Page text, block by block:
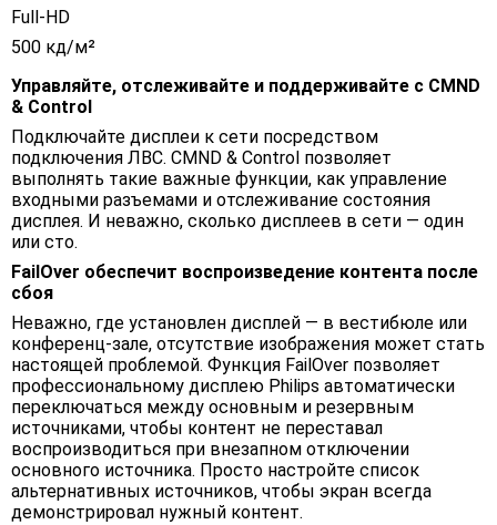
Full-HD
500 кд/м²
Управляйте, отслеживайте и поддерживайте с CMND
& Control
Подключайте дисплеи к сети посредством
подключения ЛВС. CMND & Control позволяет
выполнять такие важные функции, как управление
входными разъемами и отслеживание состояния
дисплея. И неважно, сколько дисплеев в сети — один
или сто.
FailOver обеспечит воспроизведение контента после
сбоя
Неважно, где установлен дисплей — в вестибюле или
конференц-зале, отсутствие изображения может стать
настоящей проблемой. Функция FailOver позволяет
профессиональному дисплею Philips автоматически
переключаться между основным и резервным
источниками, чтобы контент не переставал
воспроизводиться при внезапном отключении
основного источника. Просто настройте список
альтернативных источников, чтобы экран всегда
демонстрировал нужный контент.